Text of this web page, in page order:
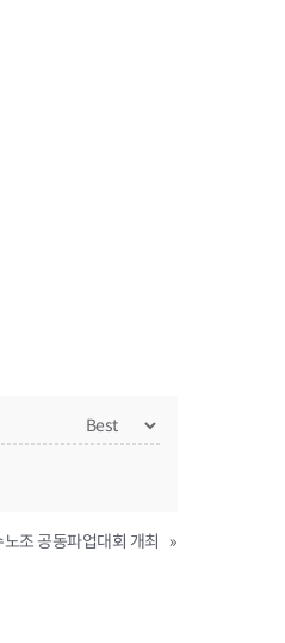
조 공동파업대회 개최 »